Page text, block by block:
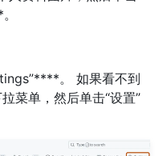
。 如果看不到
拉菜单，然后单击“设置”